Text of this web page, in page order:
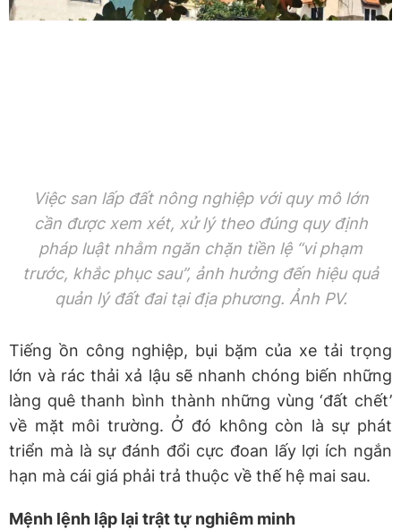
Việc san lấp đất nông nghiệp với quy mô lớn
cần được xem xét, xử lý theo đúng quy định
pháp luật nhằm ngăn chặn tiền lệ “vi phạm
trước, khắc phục sau”, ảnh hưởng đến hiệu quả
quản lý đất đai tại địa phương. Ảnh PV.
Tiếng ồn công nghiệp, bụi bặm của xe tải trọng
lớn và rác thải xả lậu sẽ nhanh chóng biến những
làng quê thanh bình thành những vùng ‘đất chết’
về mặt môi trường. Ở đó không còn là sự phát
triển mà là sự đánh đổi cực đoan lấy lợi ích ngắn
hạn mà cái giá phải trả thuộc về thế hệ mai sau.
Mệnh lệnh lập lại trật tự nghiêm minh